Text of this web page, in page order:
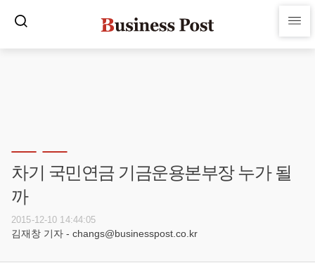
차기 국민연금 기금운용본부장 누가 될
까
2015-12-10 14:44:05
김재창 기자 - changs@businesspost.co.kr